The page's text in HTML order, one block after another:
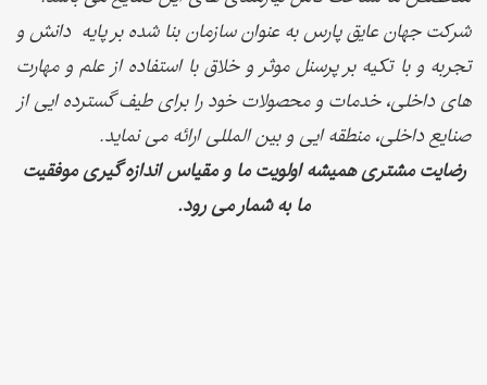
شرکت جهان عایق پارس به عنوان سازمان بنا شده بر پایه دانش و
تجربه و با تکیه بر پرسنل موثر و خلاق با استفاده از علم و مهارت
های داخلی، خدمات و محصولات خود را برای طیف گسترده ایی از
صنایع داخلی، منطقه ایی و بین المللی ارائه می نماید.
رضایت مشتری همیشه اولویت ما و مقیاس اندازه گیری موفقیت
ما به شمار می رود.